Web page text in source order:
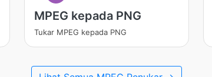
MPEG kepada PNG
Tukar MPEG kepada PNG